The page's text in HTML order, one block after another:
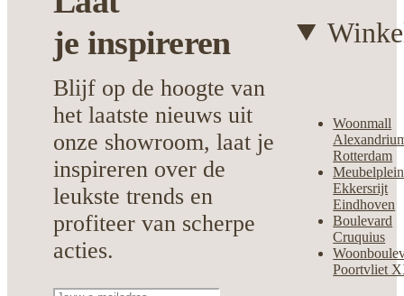
je inspireren
Blijf op de hoogte van
het laatste nieuws uit
onze showroom, laat je
inspireren over de
leukste trends en
profiteer van scherpe
acties.
Woonmall
Rotterdam
Meubelplein
Ekkersrijt
Eindhoven
Boulevard
Cruquius
Poortvliet